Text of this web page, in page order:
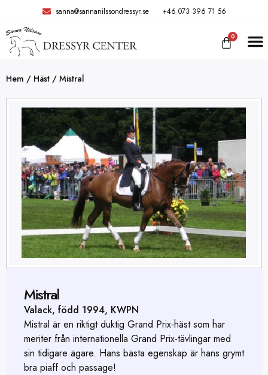
sanna@sannanilssondressyr.se +46 073 396 71 56
0
Hem / Häst / Mistral
Mistral
Valack, född 1994, KWPN
Mistral är en riktigt duktig Grand Prix-häst som har
meriter från internationella Grand Prix-tävlingar med
sin tidigare ägare. Hans bästa egenskap är hans grymt
bra piaff och passage!